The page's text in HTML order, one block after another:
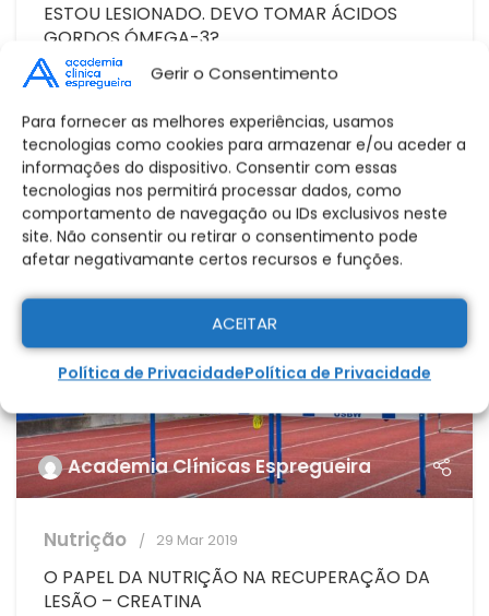
Gerir o Consentimento
Para fornecer as melhores experiências, usamos
tecnologias como cookies para armazenar e/ou aceder a
informações do dispositivo. Consentir com essas
tecnologias nos permitirá processar dados, como
comportamento de navegação ou IDs exclusivos neste
site. Não consentir ou retirar o consentimento pode
afetar negativamante certos recursos e funções.
ACEITAR
Política de PrivacidadePolítica de Privacidade
ESTOU LESIONADO. DEVO TOMAR ÁCIDOS
GORDOS ÓMEGA-3?
A creatina conta com uma particular atenção
aumento da hipertrofia e força muscular
assim como ...
LER
Academia Clínicas Espregueira
Nutrição 29 Mar 2019
O PAPEL DA NUTRIÇÃO NA RECUPERAÇÃO DA
LESÃO – CREATINA